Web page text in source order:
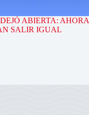
ABIERTA: AHORA
SALIR IGUAL